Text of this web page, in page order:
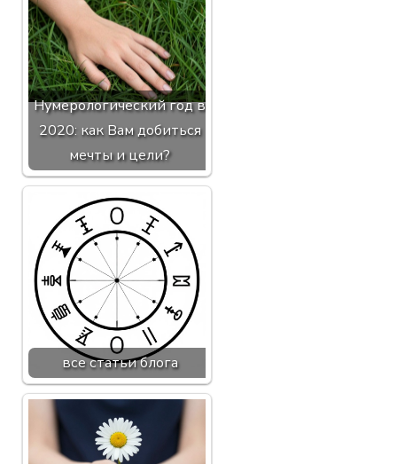
Нумерологический год в
2020: как Вам добиться
мечты и цели?
все статьи блога